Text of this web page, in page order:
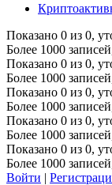
Показано 0 из 0,
Более 1000
Показано 0 из 0,
Более 1000
Показано 0 из 0,
Более 1000
Показано 0 из 0,
Более 1000
Показано 0 из 0,
Более 1000
Войти |